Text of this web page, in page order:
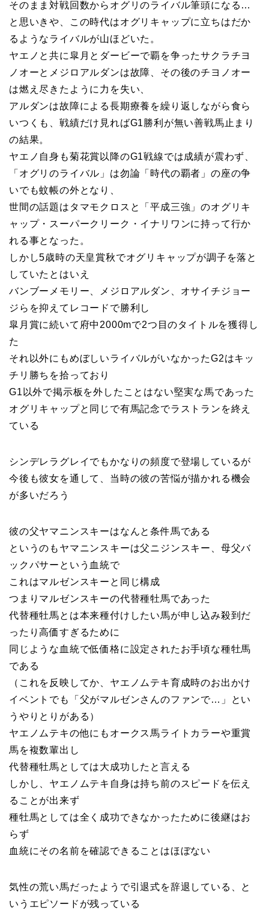
そのまま対戦回数からオグリのライバル筆頭になる…
と思いきや、この時代はオグリキャップに立ちはだか
るようなライバルが山ほどいた。
ヤエノと共に皐月とダービーで覇を争ったサクラチヨ
ノオーとメジロアルダンは故障、その後のチヨノオー
は燃え尽きたように力を失い、
アルダンは故障による長期療養を繰り返しながら食ら
いつくも、戦績だけ見ればG1勝利が無い善戦馬止まり
の結果。
ヤエノ自身も菊花賞以降のG1戦線では成績が震わず、
「オグリのライバル」は勿論「時代の覇者」の座の争
いでも蚊帳の外となり、
世間の話題はタマモクロスと「平成三強」のオグリキ
ャップ・スーパークリーク・イナリワンに持って行か
れる事となった。
しかし5歳時の天皇賞秋でオグリキャップが調子を落と
していたとはいえ
バンブーメモリー、メジロアルダン、オサイチジョー
ジらを抑えてレコードで勝利し
皐月賞に続いて府中2000mで2つ目のタイトルを獲得し
た
それ以外にもめぼしいライバルがいなかったG2はキッ
チリ勝ちを拾っており
G1以外で掲示板を外したことはない堅実な馬であった
オグリキャップと同じで有馬記念でラストランを終え
ている
シンデレラグレイでもかなりの頻度で登場しているが
今後も彼女を通して、当時の彼の苦悩が描かれる機会
が多いだろう
彼の父ヤマニンスキーはなんと条件馬である
というのもヤマニンスキーは父ニジンスキー、母父バ
ックパサーという血統で
これはマルゼンスキーと同じ構成
つまりマルゼンスキーの代替種牡馬であった
代替種牡馬とは本来種付けしたい馬が申し込み殺到だ
ったり高価すぎるために
同じような血統で低価格に設定されたお手頃な種牡馬
である
（これを反映してか、ヤエノムテキ育成時のお出かけ
イベントでも「父がマルゼンさんのファンで…」とい
うやりとりがある）
ヤエノムテキの他にもオークス馬ライトカラーや重賞
馬を複数輩出し
代替種牡馬としては大成功したと言える
しかし、ヤエノムテキ自身は持ち前のスピードを伝え
ることが出来ず
種牡馬としては全く成功できなかったために後継はお
らず
血統にその名前を確認できることはほぼない
気性の荒い馬だったようで引退式を辞退している、と
いうエピソードが残っている